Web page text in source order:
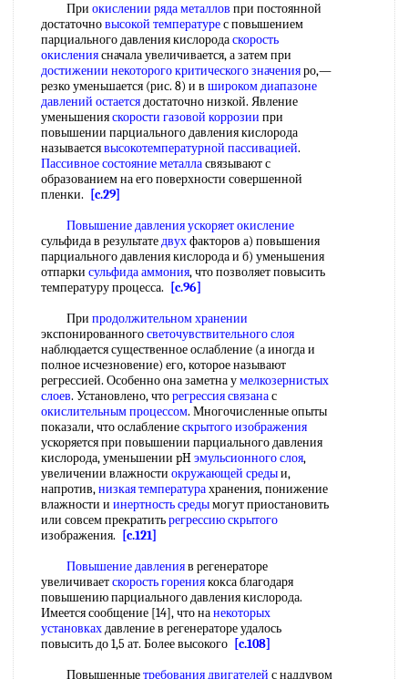
При окислении ряда металлов при постоянной
достаточновысокой температурес повышением
парциального давления кислородаскорость
окислениясначала увеличивается, а затем при
достижении некоторогокритического значенияро,—
резко уменьшается (рис. 8) и в широком диапазоне
давлений остаетсядостаточно низкой. Явление
уменьшенияскорости газовой коррозии при
повышении парциального давления кислорода
называетсявысокотемпературной пассивацией.
Пассивное состояние металласвязывают с
образованием на его поверхности совершенной
пленки.
[c.29]
Повышение давленияускоряет окисление
сульфида в результатедвухфакторов а) повышения
парциального давления кислорода и б) уменьшения
отпарки сульфида аммония, что позволяет повысить
температуру процесса.
[c.96]
При продолжительном хранении
экспонированногосветочувствительного слоя
наблюдается существенное ослабление (а иногда и
полное исчезновение) его, которое называют
регрессией. Особенно она заметна умелкозернистых
слоев. Установлено, чторегрессия связанас
окислительным процессом. Многочисленные опыты
показали, что ослаблениескрытого изображения
ускоряется при повышении парциального давления
кислорода, уменьшении pHэмульсионного слоя,
увеличении влажности окружающей средыи,
напротив,низкая температурахранения, понижение
влажности и инертность средымогут приостановить
или совсем прекратитьрегрессию скрытого
изображения.
[c.121]
Повышение давленияв регенераторе
увеличиваетскорость горениякокса благодаря
повышению парциального давления кислорода.
Имеется сообщение [14], что нанекоторых
установкахдавление в регенераторе удалось
повысить до 1,5 ат. Более высокого [c.108]
Повышенныетребования двигателей с наддувом